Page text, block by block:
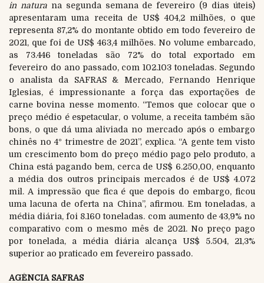
in naturana segunda semana de fevereiro (9 dias úteis)
apresentaram uma receita de US$ 404,2 milhões, o que
representa 87,2% do montante obtido em todo fevereiro de
2021, que foi de US$ 463,4 milhões. No volume embarcado,
as 73.446 toneladas são 72% do total exportado em
fevereiro do ano passado, com 102.103 toneladas. Segundo
o analista da SAFRAS & Mercado, Fernando Henrique
Iglesias, é impressionante a força das exportações de
carne bovina nesse momento. “Temos que colocar que o
preço médio é espetacular, o volume, a receita também são
bons, o que dá uma aliviada no mercado após o embargo
chinês no 4º trimestre de 2021”, explica. “A gente tem visto
um crescimento bom do preço médio pago pelo produto, a
China está pagando bem, cerca de US$ 6.250,00, enquanto
a média dos outros principais mercados é de US$ 4.072
mil. A impressão que fica é que depois do embargo, ficou
uma lacuna de oferta na China”, afirmou. Em toneladas, a
média diária, foi 8.160 toneladas. com aumento de 43,9% no
comparativo com o mesmo mês de 2021. No preço pago
por tonelada, a média diária alcança US$ 5.504, 21,3%
superior ao praticado em fevereiro passado.
AGÊNCIA SAFRAS